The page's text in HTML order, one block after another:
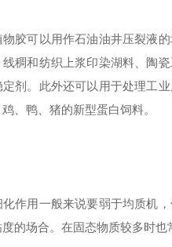
物胶可以用作石油油井压裂液
线稠和纺织上浆印染湖料、陶
剂。此外还可以用于处理工
、鸭、猪的新型蛋白饲料。
化作用一般来说要弱于均质机
的场合。在固态物质较多时也